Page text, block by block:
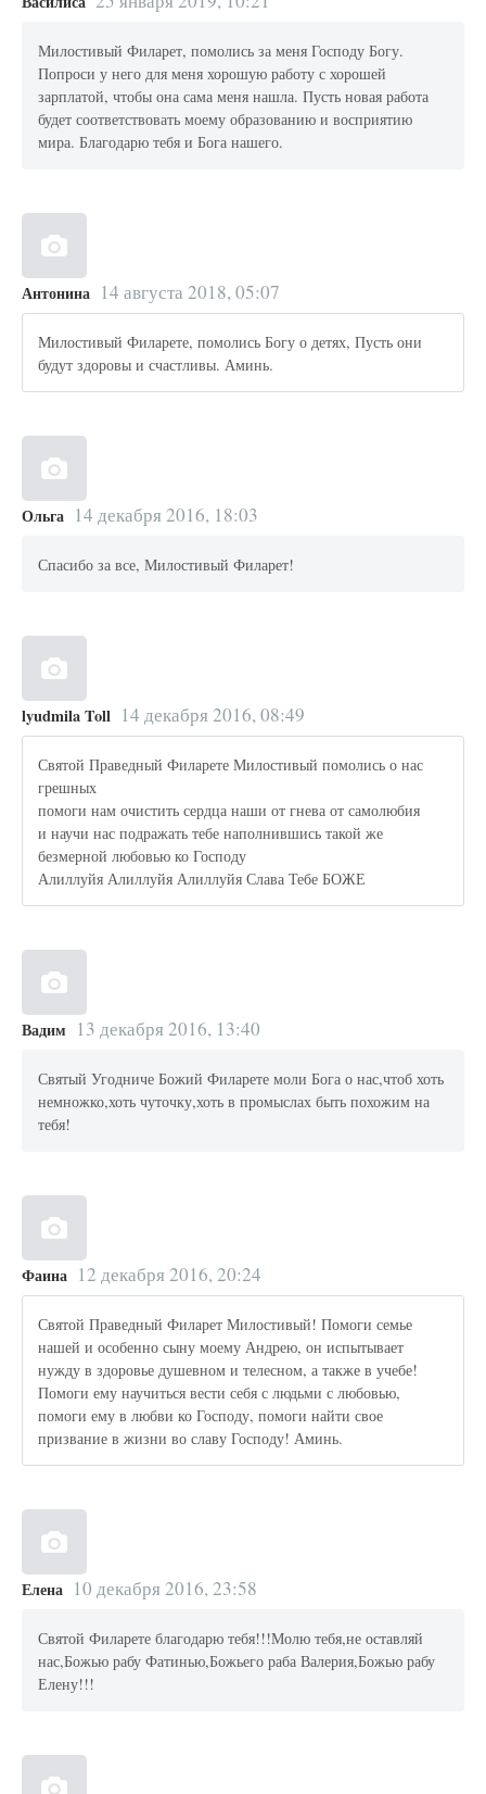
Милостивый Филарет, помолись за меня Господу Богу.
Попроси у него для меня хорошую работу с хорошей
зарплатой, чтобы она сама меня нашла. Пусть новая работа
будет соответствовать моему образованию и восприятию
мира. Благодарю тебя и Бога нашего.
Антонина 14 августа 2018, 05:07
Милостивый Филарете, помолись Богу о детях, Пусть они
будут здоровы и счастливы. Аминь.
Ольга 14 декабря 2016, 18:03
Спасибо за все, Милостивый Филарет!
lyudmila Toll 14 декабря 2016, 08:49
Святой Праведный Филарете Милостивый помолись о нас
грешных
помоги нам очистить сердца наши от гнева от самолюбия
и научи нас подражать тебе наполнившись такой же
безмерной любовью ко Господу
Алиллуйя Алиллуйя Алиллуйя Слава Тебе БОЖЕ
Вадим 13 декабря 2016, 13:40
Святый Угодниче Божий Филарете моли Бога о нас,чтоб хоть
немножко,хоть чуточку,хоть в промыслах быть похожим на
тебя!
Фаина 12 декабря 2016, 20:24
Святой Праведный Филарет Милостивый! Помоги семье
нашей и особенно сыну моему Андрею, он испытывает
нужду в здоровье душевном и телесном, а также в учебе!
Помоги ему научиться вести себя с людьми с любовью,
помоги ему в любви ко Господу, помоги найти свое
призвание в жизни во славу Господу! Аминь.
Елена 10 декабря 2016, 23:58
Святой Филарете благодарю тебя!!!Молю тебя,не оставляй
нас,Божью рабу Фатинью,Божьего раба Валерия,Божью рабу
Елену!!!